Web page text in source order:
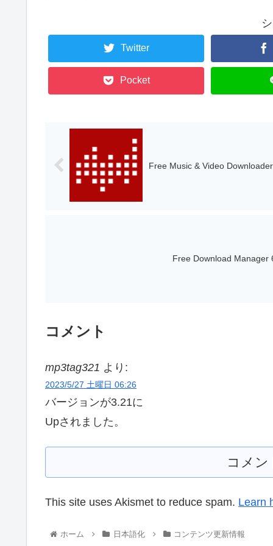
Twitter
Pocket
Free Music & Video
Free Download Manager
コメント
mp3tag321 より:
2023/5/27 土曜日 06:26
バージョンが3.21に
Upされました。
コメン
This site uses Akismet to reduce spam. Learn
ホーム 日本語化 コンテンツ更新情報